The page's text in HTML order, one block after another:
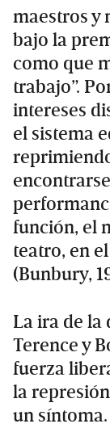
maestros y
bajo la
como que
trabajo”.
intereses
el sistema
función, el
teatro, en
(Bunbury,
La ira de la
Terence y
fuerza
la
un síntoma.